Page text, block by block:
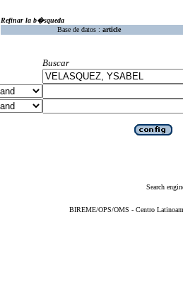
Refinar la b�squeda
Base de datos : article
Buscar
Search
BIREME/OPS/OMS - Centro